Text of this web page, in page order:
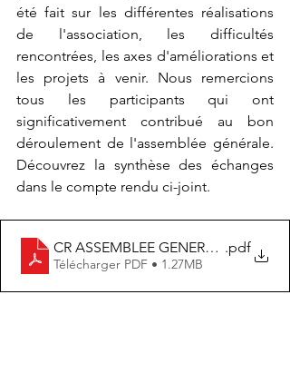
été fait sur les différentes réalisations
de l'association, les difficultés
rencontrées, les axes d'améliorations et
les projets à venir. Nous remercions
tous les participants qui ont
significativement contribué au bon
déroulement de l'assemblée générale.
Découvrez la synthèse des échanges
dans le compte rendu ci-joint.
CR ASSEMBLEE GENERALE ISSOA
.pdf
Télécharger PDF • 1.27MB